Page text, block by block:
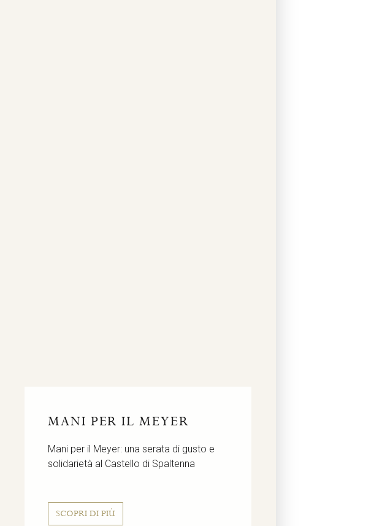
MANI PER IL MEYER
Mani per il Meyer: una serata di gusto e
solidarietà al Castello di Spaltenna
SCOPRI DI PIÙ